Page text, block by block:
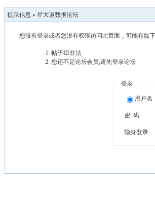
提示信息 » 星大道数据论坛
您没有登录或者您没有权限访问此页面，可能有如
帖子ID非法
您还不是论坛会员,请先登录论坛
登录
用户名
密 码
隐身登录